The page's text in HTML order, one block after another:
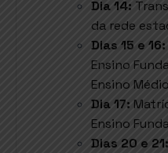
Dia 14:
da rede
Dias 15 e 16:
Ensino
Ensino
Dia 17:
Ensino
Dias 20 e 21: